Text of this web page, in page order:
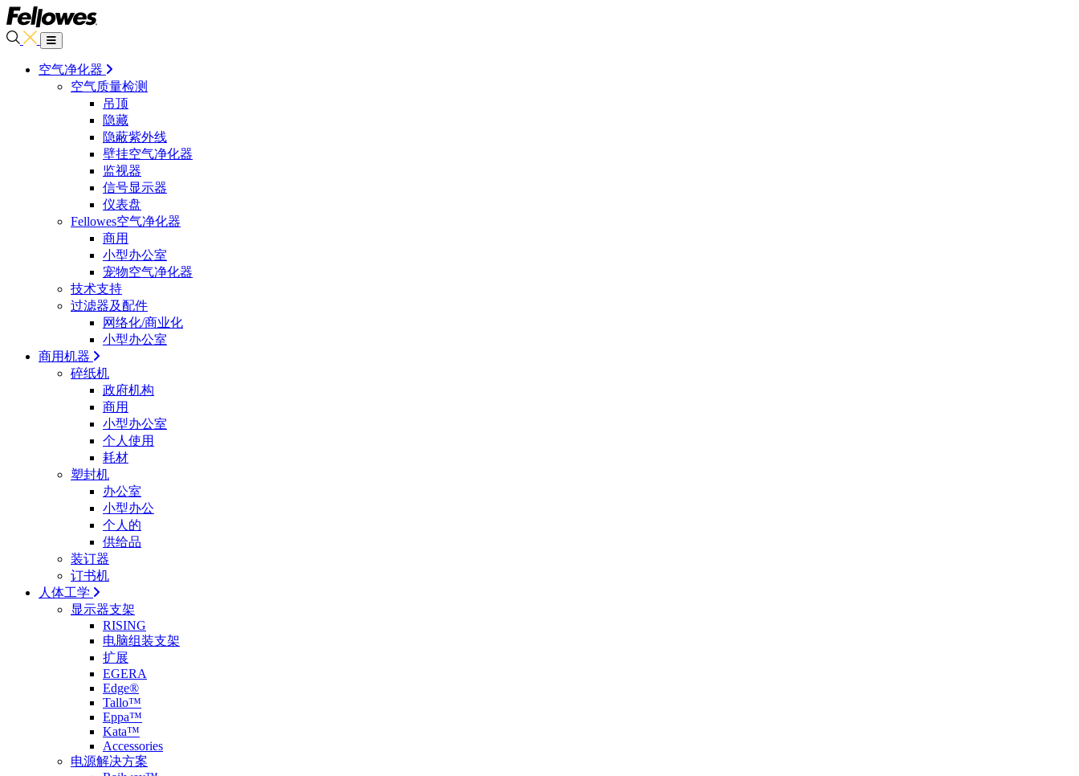
空气净化器
空气质量检测
吊顶
隐藏
隐蔽紫外线
壁挂空气净化器
监视器
信号显示器
仪表盘
Fellowes空气净化器
商用
小型办公室
宠物空气净化器
技术支持
过滤器及配件
网络化/商业化
小型办公室
商用机器
碎纸机
政府机构
商用
小型办公室
个人使用
耗材
塑封机
办公室
小型办公
个人的
供给品
装订器
订书机
人体工学
显示器支架
RISING
电脑组装支架
扩展
EGERA
Edge®
Tallo™
Eppa™
Kata™
Accessories
电源解决方案